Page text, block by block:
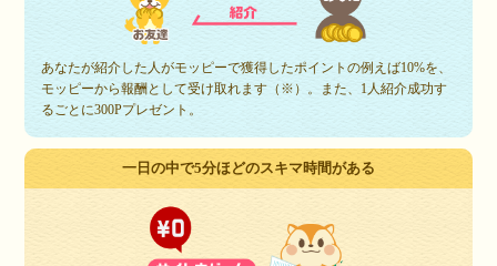
あなたが紹介した人がモッピーで獲得したポイントの例えば10%を、
モッピーから報酬として受け取れます（※）。また、1人紹介成功す
るごとに300Pプレゼント。
一日の中で5分ほどのスキマ時間がある